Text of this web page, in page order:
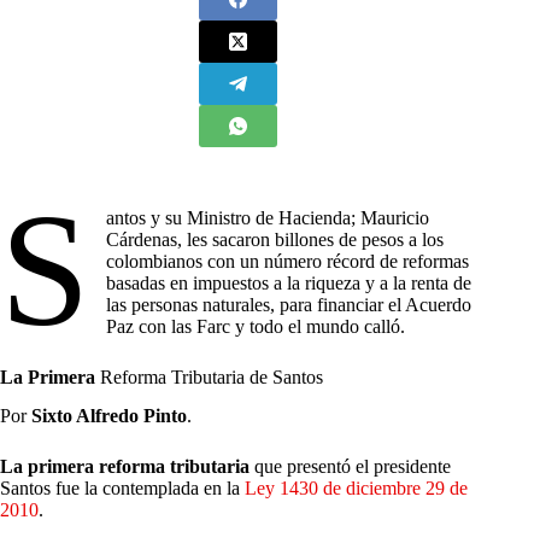
S
antos y su Ministro de Hacienda; Mauricio
Cárdenas, les sacaron billones de pesos a los
colombianos con un número récord de reformas
basadas en impuestos a la riqueza y a la renta de
las personas naturales, para financiar el Acuerdo
Paz con las Farc y todo el mundo calló.
La Primera Reforma Tributaria de Santos
PorSixto Alfredo Pinto.
La primera reforma tributaria que presentó el presidente
Santos fue la contemplada en la Ley 1430 de diciembre 29 de
2010.